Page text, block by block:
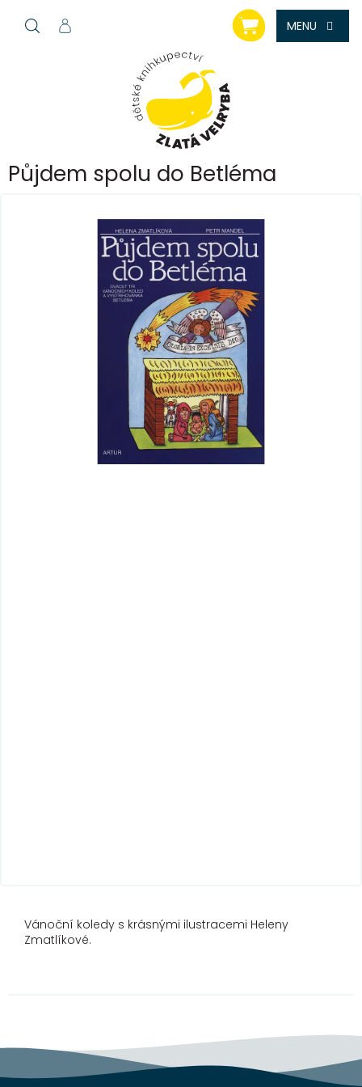
NÁKUPNÍ
KOŠÍK
Půjdem spolu do Betléma
Vánoční koledy s krásnými ilustracemi Heleny
Zmatlíkové.